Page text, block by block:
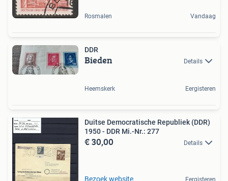
Rosmalen Vandaag
DDR
Bieden Details
Heemskerk Eergisteren
Duitse Democratische Republiek (DDR)
1950 - DDR Mi.-Nr.: 277
€ 30,00 Details
Bezoek website Eergisteren